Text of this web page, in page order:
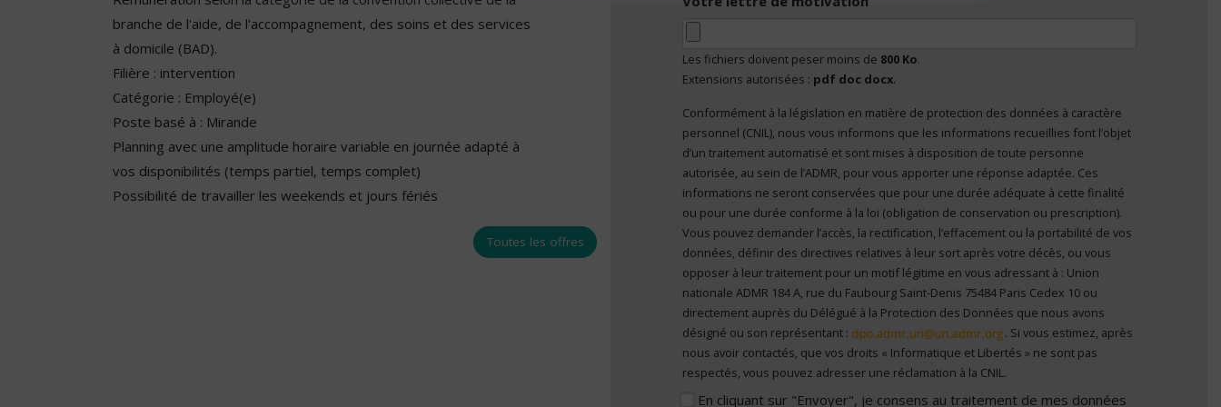
branche de l'aide, de l'accompagnement, des soins et des services
à domicile (BAD).
Filière : intervention
Catégorie : Employé(e)
Poste basé à : Mirande
Planning avec une amplitude horaire variable en journée adapté à
vos disponibilités (temps partiel, temps complet)
Possibilité de travailler les weekends et jours fériés
Toutes les offres
Les fichiers doivent peser moins de 800 Ko.
Extensions autorisées : pdf doc docx.
En cliquant sur "Envoyer", je consens au traitement de mes données à
caractère personnel*
Conformément à la législation en matière de protection des données à caractère
personnel (CNIL), nous vous informons que les informations recueillies font l’objet
d’un traitement automatisé et sont mises à disposition de toute personne
autorisée, au sein de l’ADMR, pour vous apporter une réponse adaptée. Ces
informations ne seront conservées que pour une durée adéquate à cette finalité
ou pour une durée conforme à la loi (obligation de conservation ou prescription).
Vous pouvez demander l’accès, la rectification, l’effacement ou la portabilité de vos
données, définir des directives relatives à leur sort après votre décès, ou vous
opposer à leur traitement pour un motif légitime en vous adressant à : Union
nationale ADMR 184 A, rue du Faubourg Saint-Denis 75484 Paris Cedex 10 ou
directement auprès du Délégué à la Protection des Données que nous avons
désigné ou son représentant :
. Si vous estimez, après
nous avoir contactés, que vos droits « Informatique et Libertés » ne sont pas
respectés, vous pouvez adresser une réclamation à la CNIL.
En cliquant sur "Envoyer", je consens au traitement de mes données